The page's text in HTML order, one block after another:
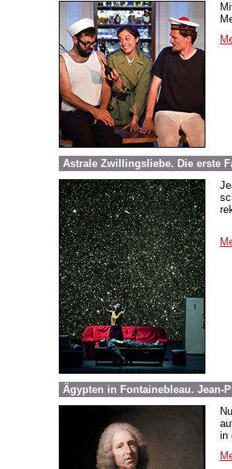
Astrale Zwillingsliebe. Die erste
Ägypten in Fontainebleau. Jean-
in